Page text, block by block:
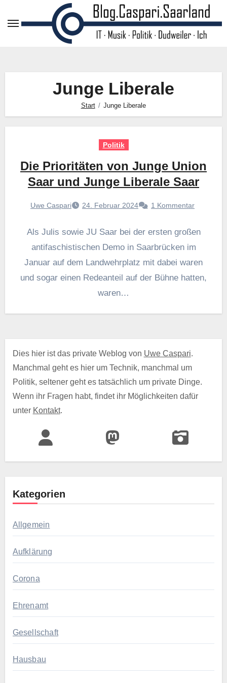
Inhalt
Junge Liberale
Start Junge Liberale
Politik
Die Prioritäten von Junge Union
Saar und Junge Liberale Saar
Uwe Caspari 24. Februar 2024 1 Kommentar
Als Julis sowie JU Saar bei der ersten großen
antifaschistischen Demo in Saarbrücken im
Januar auf dem Landwehrplatz mit dabei waren
und sogar einen Redeanteil auf der Bühne hatten,
waren…
Dies hier ist das private Weblog von Uwe Caspari.
Manchmal geht es hier um Technik, manchmal um
Politik, seltener geht es tatsächlich um private Dinge.
Wenn ihr Fragen habt, findet ihr Möglichkeiten dafür
unter Kontakt.
Kategorien
Allgemein
Aufklärung
Corona
Ehrenamt
Gesellschaft
Hausbau